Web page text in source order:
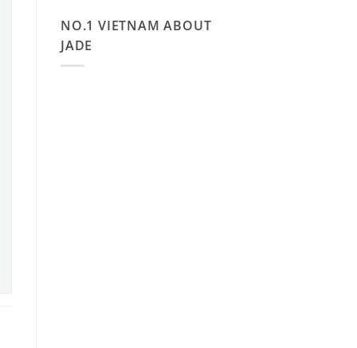
NO.1 VIETNAM ABOUT
JADE